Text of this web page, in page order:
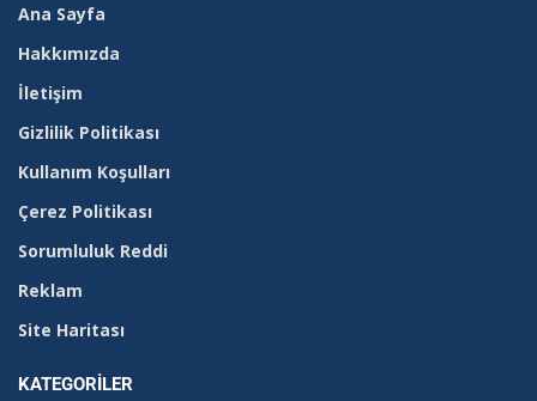
Ana Sayfa
Hakkımızda
İletişim
Gizlilik Politikası
Kullanım Koşulları
Çerez Politikası
Sorumluluk Reddi
Reklam
Site Haritası
KATEGORILER